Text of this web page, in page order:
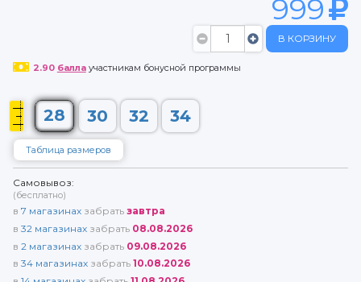
999
В КОРЗИНУ
2.90 баллаучастникам бонусной программы
28 30 32 34
Таблица размеров
Самовывоз:
(бесплатно)
в 7 магазинах забрать завтра
в 32 магазинах забрать 08.08.2026
в 2 магазинах забрать 09.08.2026
в 34 магазинах забрать 10.08.2026